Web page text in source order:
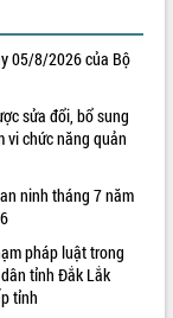
05/8/2026 của Bộ
sửa đổi, bổ sung
vi chức năng quản
ninh tháng 7 năm
pháp luật trong
tỉnh Đắk Lắk
tỉnh